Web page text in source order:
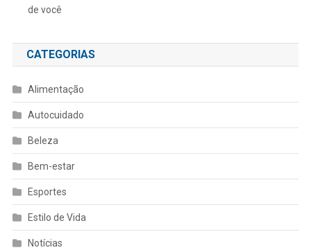
de você
CATEGORIAS
Alimentação
Autocuidado
Beleza
Bem-estar
Esportes
Estilo de Vida
Notícias